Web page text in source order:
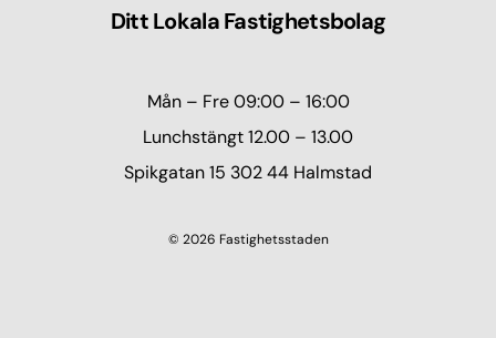
Ditt Lokala Fastighetsbolag
Mån – Fre 09:00 – 16:00
Lunchstängt 12.00 – 13.00
Spikgatan 15 302 44 Halmstad
© 2026 Fastighetsstaden